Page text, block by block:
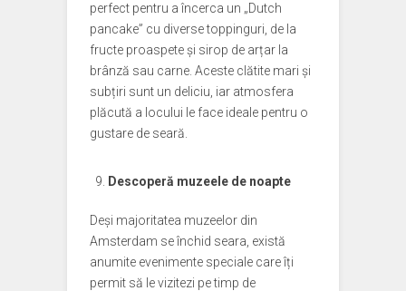
perfect pentru a încerca un „Dutch
pancake” cu diverse toppinguri, de la
fructe proaspete și sirop de arțar la
brânză sau carne. Aceste clătite mari și
subțiri sunt un deliciu, iar atmosfera
plăcută a locului le face ideale pentru o
gustare de seară.
Descoperă muzeele de noapte
Deși majoritatea muzeelor din
Amsterdam se închid seara, există
anumite evenimente speciale care îți
permit să le vizitezi pe timp de